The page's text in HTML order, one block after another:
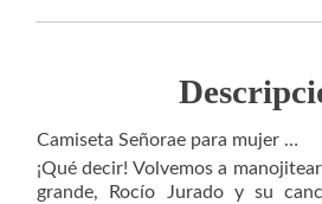
Camiseta Señorae para mujer …
¡Qué decir! Volvemos a
grande, Rocío Jurado y su